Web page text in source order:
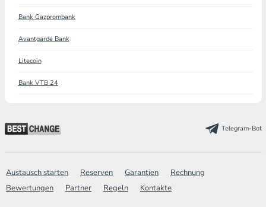
Bank Gazprombank
Avantgarde Bank
Litecoin
Bank VTB 24
Telegram-Bot
Austausch starten Reserven Garantien
Rechnung
Bewertungen
Partner Regeln Kontakte